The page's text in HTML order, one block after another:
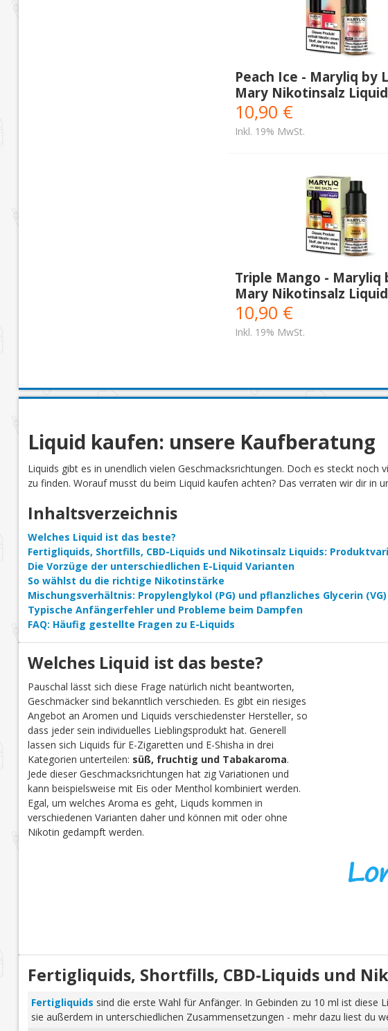
Peach Ice - Maryliq by
Mary Nikotinsalz Liquid
10,90 €
Inkl. 19% MwSt.
Triple Mango - Maryliq
Mary Nikotinsalz Liquid
10,90 €
Inkl. 19% MwSt.
Liquid kaufen: unsere Kaufberatung
Liquids gibt es in unendlich vielen Geschmacksrichtungen. Doch es steckt
zu finden. Worauf musst du beim Liquid kaufen achten? Das verraten wir dir in
Inhaltsverzeichnis
Welches Liquid ist das beste?
Fertigliquids, Shortfills, CBD-Liquids und Nikotinsalz Liquids:
Die Vorzüge der unterschiedlichen E-Liquid Varianten
So wählst du die richtige Nikotinstärke
Mischungsverhältnis: Propylenglykol (PG) und pflanzliches Glycerin (VG)
Typische Anfängerfehler und Probleme beim Dampfen
FAQ: Häufig gestellte Fragen zu E-Liquids
Welches Liquid ist das beste?
Pauschal lässt sich diese Frage natürlich nicht beantworten,
Geschmäcker sind bekanntlich verschieden. Es gibt ein riesiges
Angebot an Aromen und Liquids verschiedenster Hersteller, so
dass jeder sein individuelles Lieblingsprodukt hat. Generell
lassen sich Liquids für E-Zigaretten und E-Shisha in drei
Kategorien unterteilen: süß, fruchtig und Tabakaroma.
Jede dieser Geschmacksrichtungen hat zig Variationen und
kann beispielsweise mit Eis oder Menthol kombiniert werden.
Egal, um welches Aroma es geht, Liquds kommen in
verschiedenen Varianten daher und können mit oder ohne
Nikotin gedampft werden.
Fertigliquids, Shortfills, CBD-Liquids und
Fertigliquids sind die erste Wahl für Anfänger. In Gebinden zu 10 ml ist
sie außerdem in unterschiedlichen Zusammensetzungen - mehr dazu liest du